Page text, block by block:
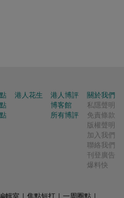
港人花生
港人博評
博客館
所有博評
關於我們
私隱聲明
免責條款
版權聲明
加入我們
聯絡我們
刊登廣告
爆料快
輯室 焦點短打 一周圈點